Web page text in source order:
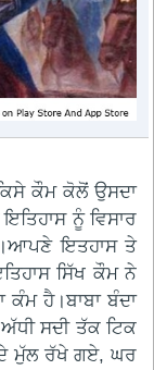
ਕੌਮ ਕੋਲੋਂ ਉਸਦਾ
ਨੂੰ ਵਿਸਾਰ
ਇਤਹਾਸ ਤੇ
ਸਿੱਖ ਕੌਮ ਨੇ
ਕੰਮ ਹੈ।ਬਾਬਾ ਬੰਦਾ
ਸਦੀ ਤੱਕ ਟਿਕ
ਦੇ ਮੁੱਲ ਰੱਖੇ ਗਏ, ਘਰ